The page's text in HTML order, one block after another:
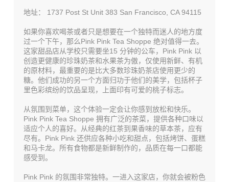
地址： 1737 Post St Unit 383 San Francisco, CA 94115
如果你喜欢喝茶或者只是想要在一个独特而迷人的地方度
过一个下午，那么Pink Pink Tea Shoppe 绝对值得一去。
这家甜品店从学校只需要坐15 分钟的公车，Pink Pink 以
创造更健康的珍珠奶茶和水果茶为傲，仅使用新鲜、有机
的原材料，最重要的是比大多数珍珠奶茶店使用更少的
糖。他们成功的另一个方面归功于他们的美学，包括杯子
里色彩缤纷的饮品呈现，上面印有可爱的桃子标志。
从氛围到菜单，这个体验一定会让你感到放松和快乐。
Pink Pink Tea Shoppe 拥有广泛的茶菜，提供各种口味以
适应个人的喜好。从经典的红茶到果香味的草本茶，应有
尽有。Pink Pink 还供应各种小吃和甜点，包括烤饼、蛋糕
和马卡龙。所有食物都是新鲜制作的，品质在每一口都能
感受到。
Pink Pink 的氛围非常独特。一进入这家店，你就会被粉色